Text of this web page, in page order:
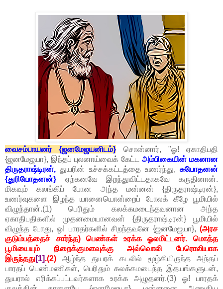
வைசம்பாயனர் {ஜனமேஜயனிடம்} சொன்னார், "ஓ! ஏகாதிபதி
{ஜனமேஜயா}, இந்தப் புலனாய்வைக் கேட்ட அம்பிகையின் மகனான
திருதராஷ்டிரன், துயரின் உச்சக்கட்டத்தை உணர்ந்து, சுயோதனன்
{துரியோதனன்} ஏற்கனவே இறந்துவிட்டதாகவே கருதினான்.
மிகவும் கலங்கிப் போன அந்த மன்னன் {திருதராஷ்டிரன்},
உணர்வுகளை இழந்த யானையொன்றைப் போலக் கீழே பூமியில்
விழுந்தான்.(1) பெரிதும் கலக்கமடைந்தவனான அந்த
ஏகாதிபதிகளில் முதனமையானவன் {திருதராஷ்டிரன்} பூமியில்
விழுந்த போது, ஓ! பாரதர்களில் சிறந்தவனே {ஜனமேஜயா}, (அரச
குடும்பத்தைச் சார்ந்த) பெண்கள் உரக்க ஓலமிட்டனர். மொத்த
பூமியையும் நிறைக்குமளவுக்கு அவ்வொலி பேரொலியாக
இருந்தது[1].(2) ஆழ்ந்த துயரக் கடலில் மூழ்கியிருந்த அந்தப்
பாரதப் பெண்மணிகள், பெரிதும் கலக்கமடைந்த இதயங்களுடன்,
துயரால் எரிக்கப்பட்டவர்களாக உரக்க அழுதனர்.(3) ஓ! பாரதக்